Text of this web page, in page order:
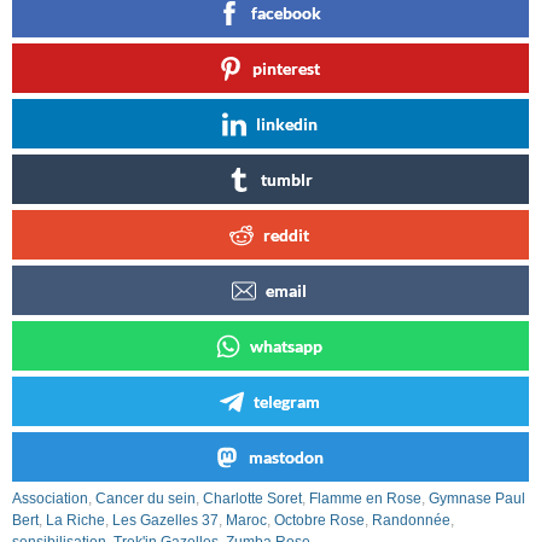
facebook
pinterest
linkedin
tumblr
reddit
email
whatsapp
telegram
mastodon
Association Cancer du sein Charlotte Soret, Flamme en Rose Gymnase Paul
Bert, La Riche Les Gazelles 37 Maroc Octobre Rose Randonnée